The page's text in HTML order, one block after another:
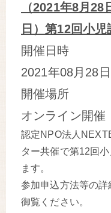
（2021年8月
日）第12回小
開催日時
2021年08月28日
開催場所
オンライン開催
認定NPO法人
ター共催で第12回
ます。
参加申込方法等の
御覧ください。